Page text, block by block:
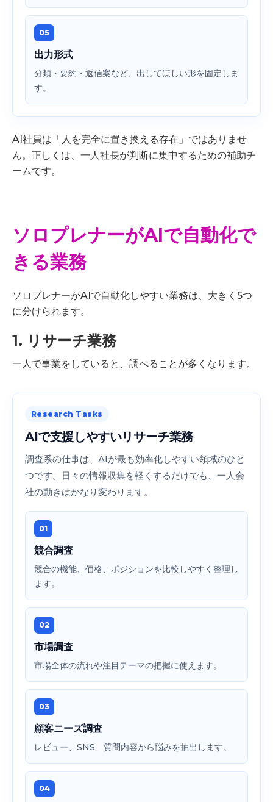
05
出力形式
分類・要約・返信案など、出してほしい形を固定しま
す。
AI社員は「人を完全に置き換える存在」ではありませ
ん。正しくは、一人社長が判断に集中するための補助チ
ームです。
ソロプレナーがAIで自動化で
きる業務
ソロプレナーがAIで自動化しやすい業務は、大きく5つ
に分けられます。
1. リサーチ業務
一人で事業をしていると、調べることが多くなります。
Research Tasks
AIで支援しやすいリサーチ業務
調査系の仕事は、AIが最も効率化しやすい領域のひと
つです。日々の情報収集を軽くするだけでも、一人会
社の動きはかなり変わります。
01
競合調査
競合の機能、価格、ポジションを比較しやすく整理し
ます。
02
市場調査
市場全体の流れや注目テーマの把握に使えます。
03
顧客ニーズ調査
レビュー、SNS、質問内容から悩みを抽出します。
04